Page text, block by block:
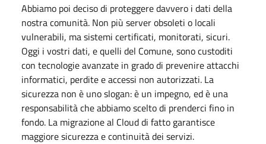
Abbiamo poi deciso di proteggere davvero i dati della
nostra comunità. Non più server obsoleti o locali
vulnerabili, ma sistemi certificati, monitorati, sicuri.
Oggi i vostri dati, e quelli del Comune, sono custoditi
con tecnologie avanzate in grado di prevenire attacchi
informatici, perdite e accessi non autorizzati. La
sicurezza non è uno slogan: è un impegno, ed è una
responsabilità che abbiamo scelto di prenderci fino in
fondo. La migrazione al Cloud di fatto garantisce
maggiore sicurezza e continuità dei servizi.